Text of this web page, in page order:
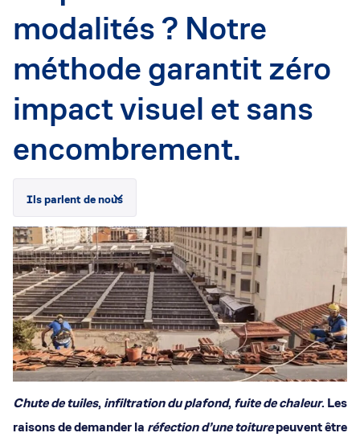
modalités ? Notre
méthode garantit zéro
impact visuel et sans
encombrement.
Ils parlent de nous
Chute de tuiles,infiltration du plafond,fuite de chaleur. Les
raisons de demander la réfection d’une toiturepeuvent être